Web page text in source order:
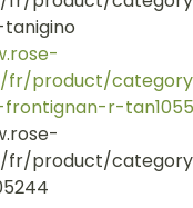
fr/product/
r-
fr/product/